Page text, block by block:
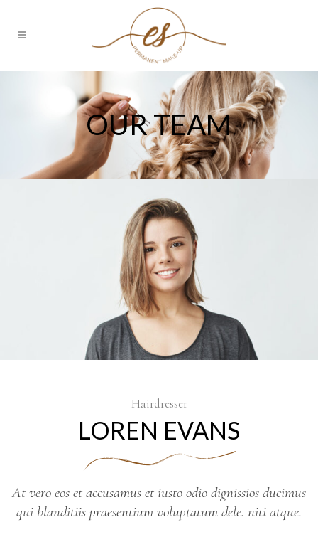
OUR TEAM
Hairdresser
LOREN EVANS
At vero eos et accusamus et iusto odio dignissios ducimus
qui blanditiis praesentium voluptatum dele. niti atque.